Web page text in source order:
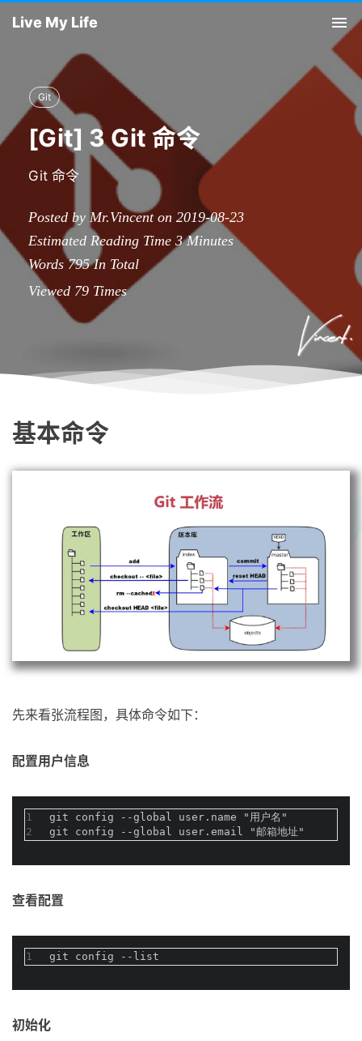
Live My Life
Git
[Git] 3 Git 命令
Git 命令
Posted by Mr.Vincent on 2019-08-23
Estimated Reading Time 3Minutes
Words795In Total
Viewed 79 Times
基本命令
先来看张流程图，具体命令如下：
配置用户信息
1
2
git config --global user.name "用户名"
git config --global user.email "邮箱地址"
查看配置
1 git config --list
初始化